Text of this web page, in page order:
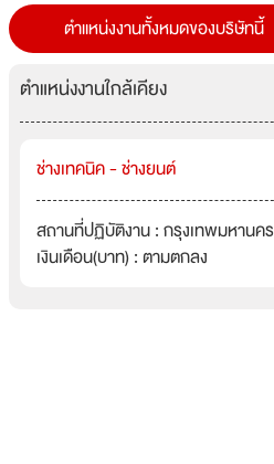
ตำแหน่งงานทั้งหมดของบริษัทนี้
ตำแหน่งงานใกล้เคียง
ช่างเทคนิค - ช่างยนต์
สถานที่ปฏิบัติงาน : กรุงเทพมหานคร
เงินเดือน(บาท) : ตามตกลง